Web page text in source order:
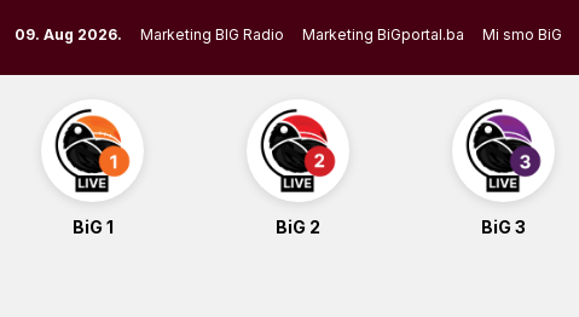
to
content
09. Aug 2026. Marketing BIG Radio Marketing BiGportal.ba Mi smo BiG
BiG 1 BiG 2 BiG 3